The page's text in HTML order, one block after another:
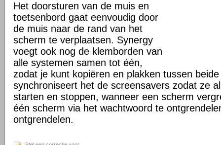
Het doorsturen van de muis en
toetsenbord gaat eenvoudig door
de muis naar de rand van het
scherm te verplaatsen. Synergy
voegt ook nog de klemborden van
alle systemen samen tot één,
zodat je kunt kopiëren en plakken tussen
synchroniseert het de screensavers zodat ze
starten en stoppen, wanneer een scherm
één scherm via het wachtwoord te
ontgrendelen.